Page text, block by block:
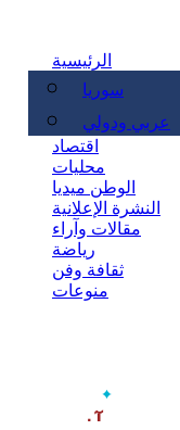
الرئيسية
سوريا
عربي ودولي
اقتصاد
محليات
الوطن ميديا
النشرة الإعلانية
مقالات وآراء
رياضة
ثقافة وفن
منوعات
‫آخر